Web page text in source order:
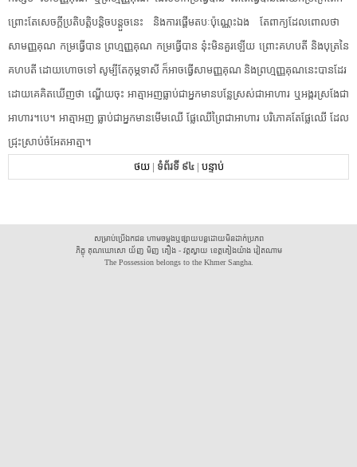
ព្រោះតែ​សេចក្តី​ប្រតិបត្តិ​បន្តិចបន្តួច​នេះ​ ​និង​ការ​ផ្តើម​តបៈ​ប៉ុណ្ណេះ​ឯង​ ​តែ​ពាក្យ​ដែល​ពោល​ថា​ ​
សាមញ្ញគុណ​ ​កម្រ​ធ្វើ​បាន​ ​ព្រហ្មញ្ញ​គុណ​ ​កម្រ​ធ្វើ​បាន​ ​នុ៎ះ​មិន​គួរ​ឡើយ​ ​ព្រោះ​គហបតី​ ​និង​បុត្រ​នៃ​
គហបតី​ ​ដោយហោចទៅ​ ​សូម្បីតែ​កុម្ភ​ទាសី​ ​ក៏អាច​ធ្វើ​សាមញ្ញគុណ​ ​និង​ព្រហ្មញ្ញ​គុណ​នេះ​បាន​ដែរ​ ​
ដោយ​គេ​គិតឃើញ​ថា​ ​ណ្ហើយចុះ​ ​អាត្មាអញ​ធ្លាប់​ជា​អ្នកមាន​បន្លែស្រស់​ជា​អាហារ​ ​ឬ​អង្ករ​ស្រងែ​ជា​
អាហារ​។​បេ​។​ ​អាត្មាអញ​ ​ធ្លាប់​ជា​អ្នកមាន​មើម​ឈើ​ ​ផ្លែឈើ​ព្រៃ​ជា​អាហារ​ ​បរិភោគ​តែ​ផ្លែឈើ​ ​ដែល​
ជ្រុះ​ស្រាប់​ចំអែត​អាត្មា​។​
ថយ| ទំព័រទី ៩៤| បន្ទាប់
សម្រាប់ប្រើឯកជន ហាមចម្លងឬផ្សាយបន្តដោយមិនដាក់ប្រភព
ភិក្ខុ គុណឃោសោ យ័ញ មិញ គឿង - វត្តស្វាយ ខេត្តគៀងយ៉ាង វៀតណាម
The Possession belongs to the Khmer Sangha.